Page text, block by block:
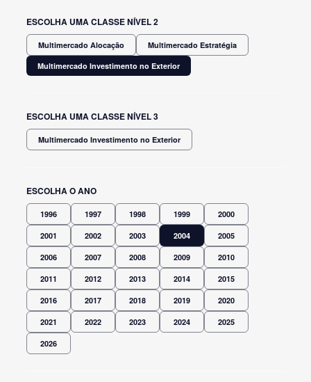
ESCOLHA UMA CLASSE NÍVEL 2
Multimercado Alocação
Multimercado Estratégia
Multimercado Investimento no Exterior
ESCOLHA UMA CLASSE NÍVEL 3
Multimercado Investimento no Exterior
ESCOLHA O ANO
1996 1997 1998 1999 2000
2001 2002 2003 2004 2005
2006 2007 2008 2009 2010
2011 2012 2013 2014 2015
2016 2017 2018 2019 2020
2021 2022 2023 2024 2025
2026